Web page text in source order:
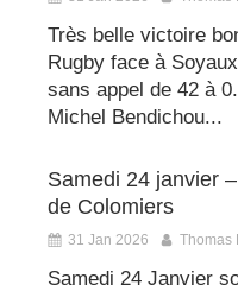
Très belle victoire
Rugby face à
sans appel de 42 à
Michel Bendichou...
Samedi 24 janvier
de Colomiers
31 Jan 2026 Thomas
Samedi 24 Janvier